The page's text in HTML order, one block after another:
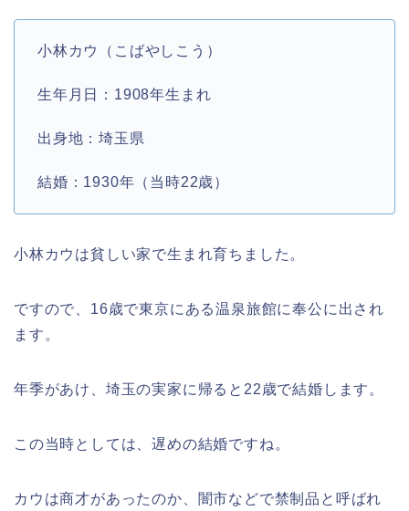
小林カウ（こばやしこう）
生年月日：1908年生まれ
出身地：埼玉県
結婚：1930年（当時22歳）
小林カウは貧しい家で生まれ育ちました。
ですので、16歳で東京にある温泉旅館に奉公に出され
ます。
年季があけ、埼玉の実家に帰ると22歳で結婚します。
この当時としては、遅めの結婚ですね。
カウは商才があったのか、闇市などで禁制品と呼ばれ